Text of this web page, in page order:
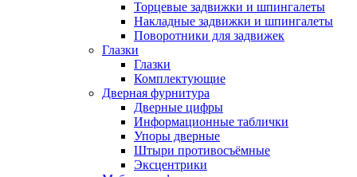
Торцевые задвижки и шпингалеты
Накладные задвижки и шпингалеты
Поворотники для задвижек
Глазки
Глазки
Комплектующие
Дверная фурнитура
Дверные цифры
Информационные таблички
Упоры дверные
Штыри противосъёмные
Эксцентрики